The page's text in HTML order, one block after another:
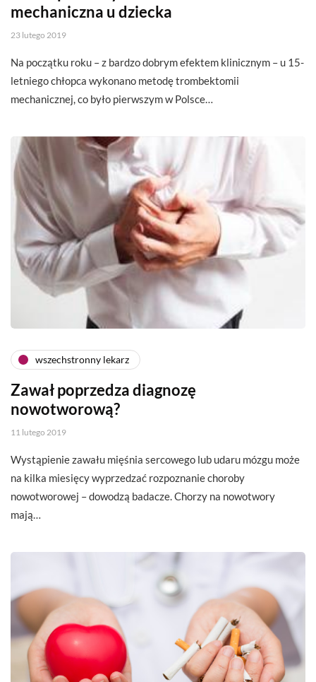
mechaniczna u dziecka
23 lutego 2019
Na początku roku – z bardzo dobrym efektem klinicznym – u 15-
letniego chłopca wykonano metodę trombektomii
mechanicznej, co było pierwszym w Polsce…
wszechstronny lekarz
Zawał poprzedza diagnozę
nowotworową?
11 lutego 2019
Wystąpienie zawału mięśnia sercowego lub udaru mózgu może
na kilka miesięcy wyprzedzać rozpoznanie choroby
nowotworowej – dowodzą badacze. Chorzy na nowotwory
mają…